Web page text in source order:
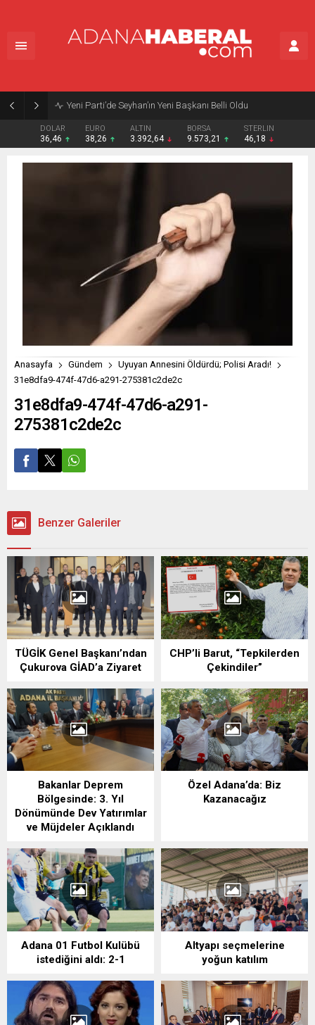
Yeni Parti’de Seyhan’ın Yeni Başkanı Belli Oldu
DOLAR
36,46
EURO
38,26
ALTIN
3.392,64
BORSA
9.573,21
STERLIN
46,18
Anasayfa Gündem
Uyuyan Annesini Öldürdü; Polisi Aradı!
31e8dfa9-474f-47d6-a291-275381c2de2c
31e8dfa9-474f-47d6-a291-
275381c2de2c
Benzer Galeriler
TÜGİK Genel Başkanı’ndan
Çukurova GİAD’a Ziyaret
CHP’li Barut, “Tepkilerden
Çekindiler”
Bakanlar Deprem
Bölgesinde: 3. Yıl
Dönümünde Dev Yatırımlar
ve Müjdeler Açıklandı
Özel Adana’da: Biz
Kazanacağız
Adana 01 Futbol Kulübü
istediğini aldı: 2-1
Altyapı seçmelerine
yoğun katılım